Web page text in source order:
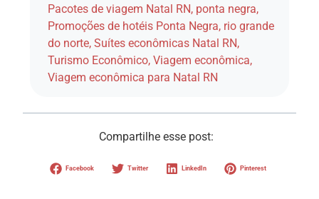
Pacotes de viagem Natal RN, ponta negra,
Promoções de hotéis Ponta Negra, rio grande
do norte, Suítes econômicas Natal RN,
Turismo Econômico, Viagem econômica,
Viagem econômica para Natal RN
Compartilhe esse post:
Facebook Twitter LinkedIn Pinterest